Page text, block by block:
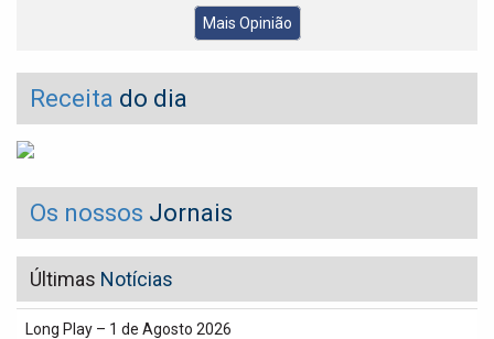
Mais Opinião
Receita do dia
Os nossos Jornais
Últimas Notícias
Long Play – 1 de Agosto 2026